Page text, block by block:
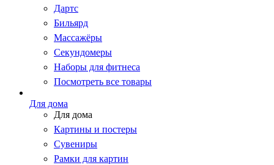
Дартс
Бильярд
Массажёры
Секундомеры
Наборы для фитнеса
Посмотреть все товары
Для дома
Для дома
Картины и постеры
Сувениры
Рамки для картин